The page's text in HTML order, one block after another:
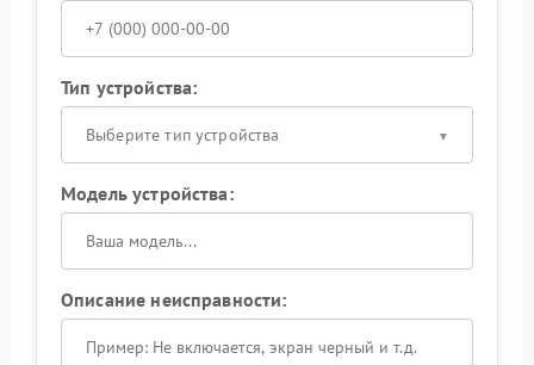
Тип устройства:
Выберите тип устройства
Модель устройства:
Описание неисправности: